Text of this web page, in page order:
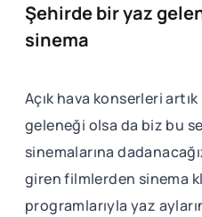
Şehirde bir yaz
sinema
Açık hava konserleri
geleneği olsa da biz bu
sinemalarına
giren filmlerden sinema
programlarıyla yaz